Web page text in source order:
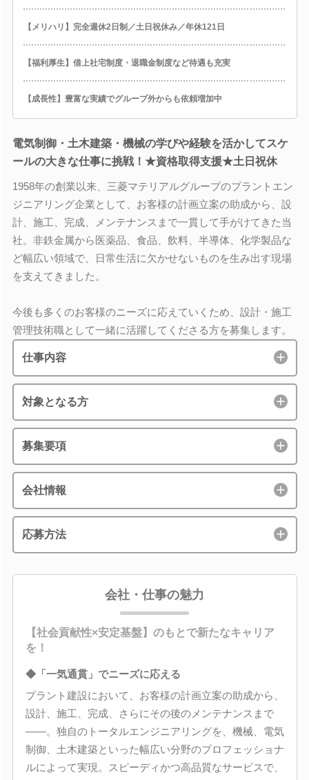
【メリハリ】完全週休2日制／土日祝休み／年休121日
【福利厚生】借上社宅制度・退職金制度など待遇も充実
【成長性】豊富な実績でグループ外からも依頼増加中
電気制御・土木建築・機械の学びや経験を活かしてスケ
ールの大きな仕事に挑戦！★資格取得支援★土日祝休
1958年の創業以来、三菱マテリアルグループのプラントエン
ジニアリング企業として、お客様の計画立案の助成から、設
計、施工、完成、メンテナンスまで一貫して手がけてきた当
社。非鉄金属から医薬品、食品、飲料、半導体、化学製品な
ど幅広い領域で、日常生活に欠かせないものを生み出す現場
を支えてきました。
今後も多くのお客様のニーズに応えていくため、設計・施工
管理技術職として一緒に活躍してくださる方を募集します。
仕事内容
対象となる方
募集要項
会社情報
応募方法
会社・仕事の魅力
【社会貢献性×安定基盤】のもとで新たなキャリア
を！
◆「一気通貫」でニーズに応える
プラント建設において、お客様の計画立案の助成から、
設計、施工、完成、さらにその後のメンテナンスまで
――。独自のトータルエンジニアリングを、機械、電気
制御、土木建築といった幅広い分野のプロフェッショナ
ルによって実現。スピーディかつ高品質なサービスで、